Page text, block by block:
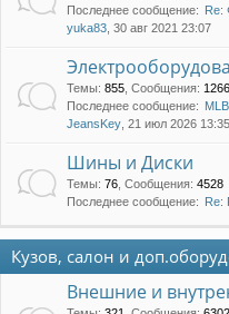
Последнее сообщение: Re:
yuka83 , 30 авг 2021 23:07
Темы: 855 Сообщения:
Последнее сообщение:
JeansKey , 21 июл 2026 13:35
Шины и Диски
Темы: 76 Сообщения: 4528
Последнее сообщение: Re:
Кузов, салон и
Внешние и